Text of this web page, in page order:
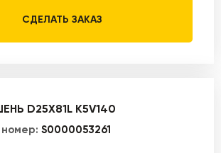
СДЕЛАТЬ ЗАКАЗ
D25X81L K5V140
S0000053261